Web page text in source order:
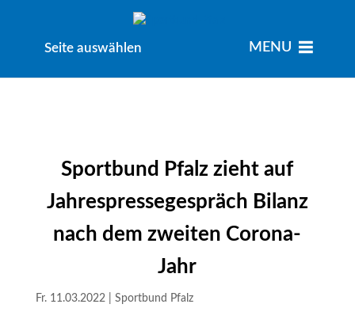
Seite auswählen MENU
Sportbund Pfalz zieht auf
Jahrespressegespräch Bilanz
nach dem zweiten Corona-
Jahr
Fr. 11.03.2022| Sportbund Pfalz